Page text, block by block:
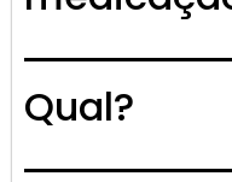
Qual?